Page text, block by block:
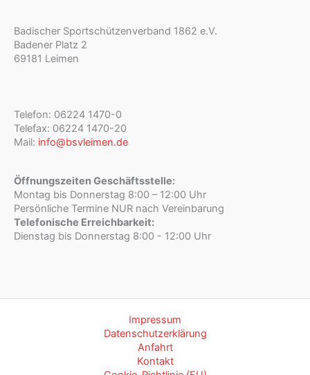
Badischer Sportschützenverband 1862 e.V.
Badener Platz 2
69181 Leimen
Telefon: 06224 1470-0
Telefax: 06224 1470-20
Mail: info@bsvleimen.de
Öffnungszeiten Geschäftsstelle:
Montag bis Donnerstag 8:00 – 12:00 Uhr
Persönliche Termine NUR nach Vereinbarung
Telefonische Erreichbarkeit:
Dienstag bis Donnerstag 8:00 - 12:00 Uhr
Impressum
Datenschutzerklärung
Anfahrt
Kontakt